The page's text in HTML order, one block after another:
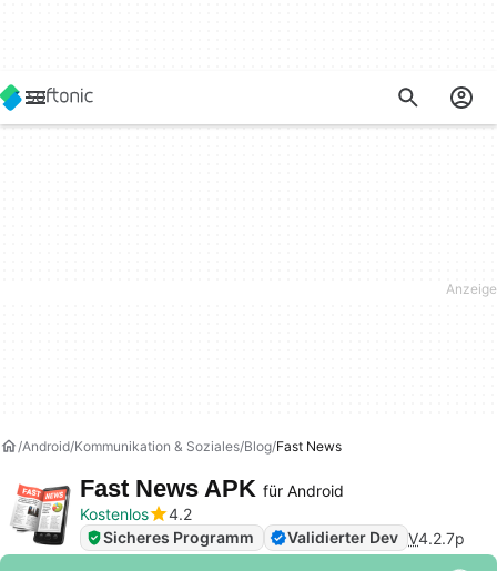
Android Kommunikation & Soziales Blog Fast News
Fast News APK für Android
Kostenlos
4.2
Sicheres Programm
Validierter Dev V4.2.7p